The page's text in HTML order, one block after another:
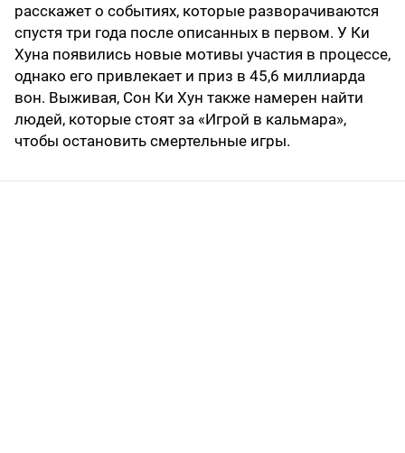
расскажет о событиях, которые разворачиваются
спустя три года после описанных в первом. У Ки
Хуна появились новые мотивы участия в процессе,
однако его привлекает и приз в 45,6 миллиарда
вон. Выживая, Сон Ки Хун также намерен найти
людей, которые стоят за «Игрой в кальмара»,
чтобы остановить смертельные игры.